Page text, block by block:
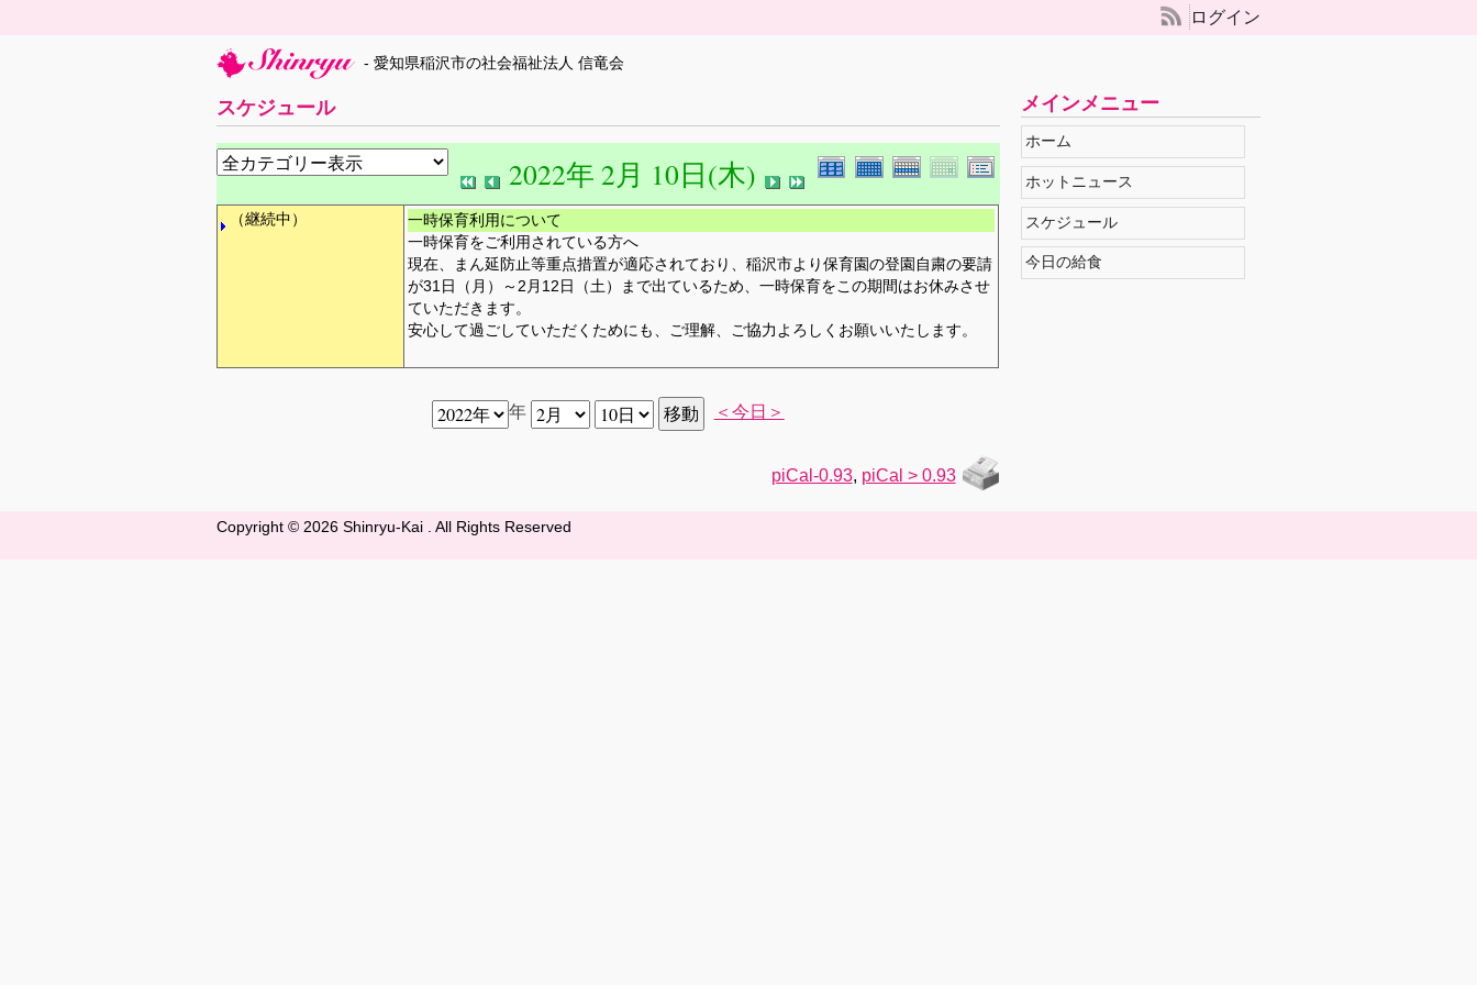
ログイン
- 愛知県稲沢市の社会福祉法人 信竜会
メインメニュー
ホーム
ホットニュース
スケジュール
今日の給食
スケジュール
2022年 2月 10日(木)
（継続中） 一時保育利用について
一時保育をご利用されている方へ
現在、まん延防止等重点措置が適応されており、稲沢市より保育園の登園自粛の要請
が31日（月）～2月12日（土）まで出ているため、一時保育をこの期間はお休みさせ
ていただきます。
安心して過ごしていただくためにも、ご理解、ご協力よろしくお願いいたします。
年 ＜今日＞
piCal-0.93, piCal > 0.93
Copyright © 2026 Shinryu-Kai . All Rights Reserved